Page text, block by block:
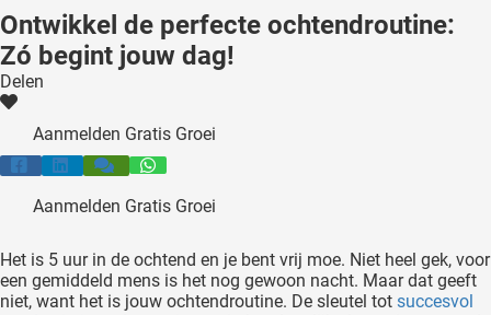
Ontwikkel de perfecte ochtendroutine:
Zó begint jouw dag!
Delen
Aanmelden Gratis Groei
Aanmelden Gratis Groei
Het is 5 uur in de ochtend en je bent vrij moe. Niet heel gek, voor
een gemiddeld mens is het nog gewoon nacht. Maar dat geeft
niet, want het is jouw ochtendroutine. De sleutel tot succesvol
om
te
van
op